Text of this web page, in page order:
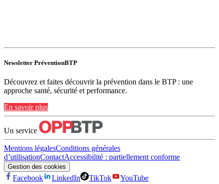
Newsletter PréventionBTP
Découvrez et faites découvrir la prévention dans le BTP : une
approche santé, sécurité et performance.
En savoir plus
Un service
Mentions légalesConditions générales
d’utilisationContactAccessibilité : partiellement conforme
Gestion des cookies
Facebook LinkedIn TikTok
YouTube